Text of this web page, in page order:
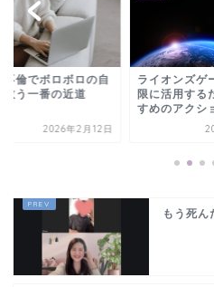
不倫でボロボロの自
救う一番の近道
2026年2月12日
ライオンズゲ
限に活用する
すめのアクシ
もう死